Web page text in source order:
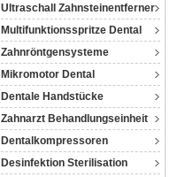
Ultraschall Zahnsteinentferner
Multifunktionsspritze Dental
Zahnröntgensysteme
Mikromotor Dental
Dentale Handstücke
Zahnarzt Behandlungseinheit
Dentalkompressoren‎
Desinfektion Sterilisation